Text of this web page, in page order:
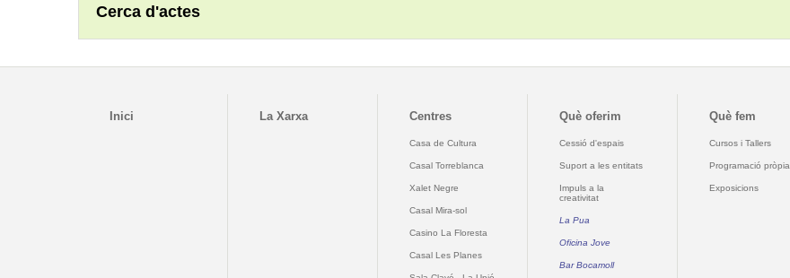
Cerca d'actes
Inici La Xarxa Centres
Casa de Cultura
Casal Torreblanca
Xalet Negre
Casal Mira-sol
Casino La Floresta
Casal Les Planes
Què oferim
Cessió d'espais
Suport a les entitats
Impuls a la
creativitat
La Pua
Oficina Jove
Bar Bocamoll
Què fem
Cursos i Tallers
Programació pròpia
Exposicions